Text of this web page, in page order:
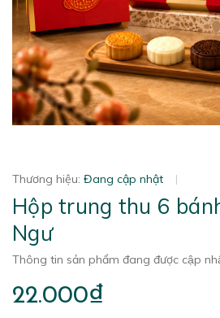
Thương hiệu: Đang cập nhật |
Hộp trung thu 6
Ngư
Thông tin sản phẩm đang được cập
22.000₫